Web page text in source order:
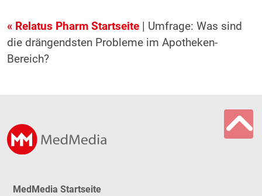
« Relatus Pharm Startseite| Umfrage: Was sind
die drängendsten Probleme im Apotheken-
Bereich?
MedMedia Startseite